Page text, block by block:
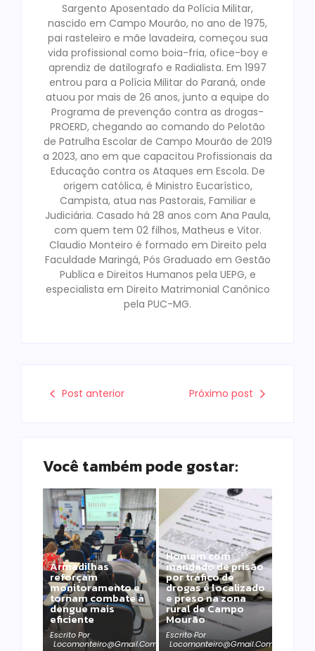
Sargento Aposentado da Polícia Militar,
nascido em Campo Mourão, no ano de 1975,
pai rasteleiro e mãe lavadeira, começou sua
vida profissional como boia-fria, ofice-boy e
aprendiz de datilografo e Radialista. Em 1997
entrou para a Polícia Militar do Paraná, onde
atuou por mais de 26 anos, junto a equipe do
Programa de prevenção contra as drogas-
PROERD, chegando ao comando do Pelotão
de Patrulha Escolar de Campo Mourão de 2019
a 2023, ano em que capacitou Profissionais da
Educação contra os Ataques em Escola. De
origem católica, é Ministro Eucarístico,
Campista, atua nas Pastorais, Familiar e
Judiciária. Casado há 28 anos com Ana Paula,
com quem tem 02 filhos, Matheus e Vitor.
Claudio Monteiro é formado em Direito pela
Faculdade Maringá, Pós Graduado em Gestão
Publica e Direitos Humanos pela UEPG, e
especialista em Direito Matrimonial Canônico
pela PUC-MG.
Post anterior Próximo post
Você também pode gostar:
Armadilhas
reforçam
monitoramento e
tornam combate à
dengue mais
eficiente
Escrito Por
Locomonteiro@gmail.com
Homem com
mandado de prisão
por tráfico de
drogas é localizado
e preso na zona
rural de Campo
Mourão
Escrito Por
Locomonteiro@gmail.com